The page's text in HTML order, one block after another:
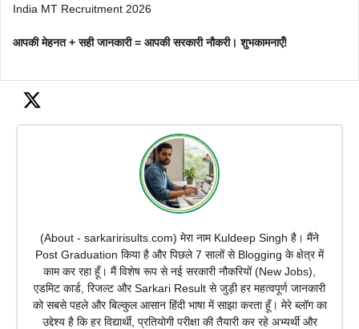
India MT Recruitment 2026
आपकी मेहनत + सही जानकारी = आपकी सरकारी नौकरी। शुभकामनाएँ!
(About - sarkaririsults.com) मेरा नाम Kuldeep Singh है। मैंने
Post Graduation किया है और पिछले 7 सालों से Blogging के क्षेत्र में
काम कर रहा हूँ। मैं विशेष रूप से नई सरकारी नौकरियों (New Jobs),
एडमिट कार्ड, रिजल्ट और Sarkari Result से जुड़ी हर महत्वपूर्ण जानकारी
को सबसे पहले और बिल्कुल आसान हिंदी भाषा में साझा करता हूँ। मेरे ब्लॉग का
उद्देश्य है कि हर विद्यार्थी, प्रतियोगी परीक्षा की तैयारी कर रहे अभ्यर्थी और